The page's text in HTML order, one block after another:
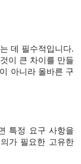
데 필수적입니다.
이 큰 차이를 만들
아니라 올바른 구
특정 요구 사항을
가 필요한 고유한